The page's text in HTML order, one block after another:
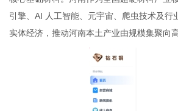
引擎、AI 人工智能、元宇宙、爬虫技术及
实体经济，推动河南本土产业由规模集聚向